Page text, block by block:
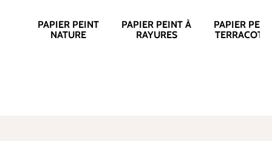
PAPIER PEINT
NATURE
PAPIER PEINT À
RAYURES
PAPIER